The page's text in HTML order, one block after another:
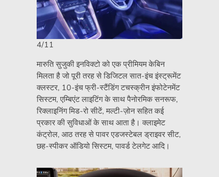
4/11
मारुति सुजुकी इनविक्टो को एक प्रीमियम केबिन
मिलता है जो पूरी तरह से डिजिटल सात-इंच इंस्ट्रूमेंट
क्लस्टर, 10-इंच फ्री-स्टैंडिंग टचस्क्रीन इंफोटेनमेंट
सिस्टम, एम्बिएंट लाइटिंग के साथ पैनोरमिक सनरूफ,
रिक्लाइनिंग मिड-रो सीटें, मल्टी-ज़ोन सहित कई
प्रकार की सुविधाओं के साथ आता है। क्लाइमेट
कंट्रोल, आठ तरह से पावर एडजस्टेबल ड्राइवर सीट,
छह-स्पीकर ऑडियो सिस्टम, पावर्ड टेलगेट आदि।